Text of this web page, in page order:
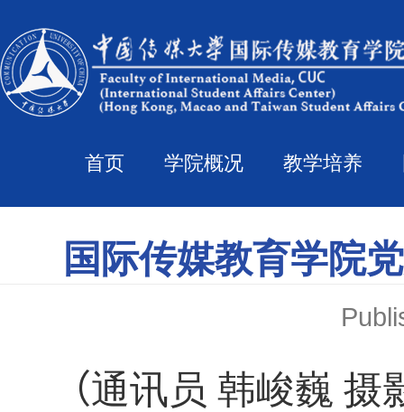
首页 学院概况 教学培养
国际传媒教育学院
（通讯员 韩峻巍 摄